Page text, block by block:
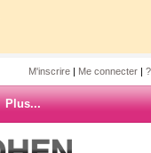
M'inscrire | Me connecter |
Plus...